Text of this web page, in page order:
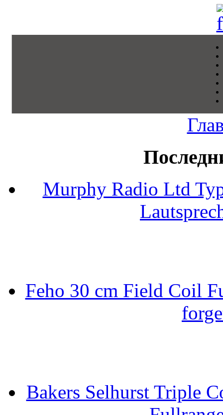
Murphy Radio Ltd
Feho 30 cm Field Coil
Bakers Selhurst Triple